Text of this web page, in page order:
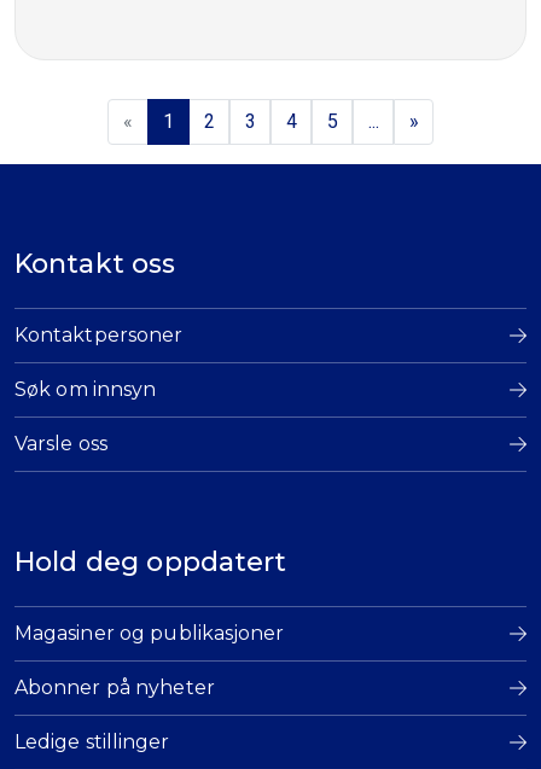
« 1 2 3 4 5 ... »
Kontakt oss
Kontaktpersoner
Søk om innsyn
Varsle oss
Hold deg oppdatert
Magasiner og publikasjoner
Abonner på nyheter
Ledige stillinger